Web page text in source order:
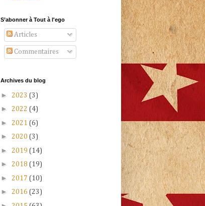
S’abonner à Tout à l'ego
Articles
Commentaires
Archives du blog
► 2023 (3)
► 2022 (4)
► 2021 (6)
► 2020 (3)
► 2019 (14)
► 2018 (19)
► 2017 (10)
► 2016 (23)